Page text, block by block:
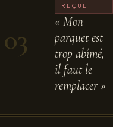
03
REÇUE
« Mon
parquet est
trop abîmé,
il faut le
remplacer »